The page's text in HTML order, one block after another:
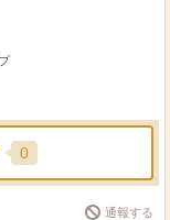
0
通報する